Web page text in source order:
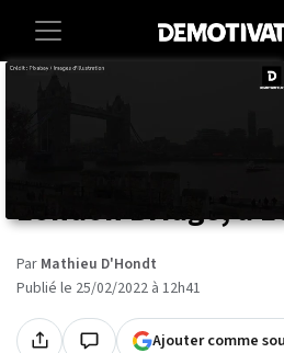
Une splendide
romaine
London Bridge, à
Par Mathieu D'Hondt
Publié le 25/02/2022 à 12h41
Ajouter comme